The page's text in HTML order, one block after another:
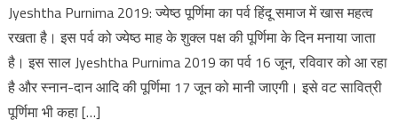
Jyeshtha Purnima 2019: ज्येष्ठ पूर्णिमा का पर्व हिंदू समाज में खास महत्व
रखता है। इस पर्व को ज्येष्ठ माह के शुक्ल पक्ष की पूर्णिमा के दिन मनाया जाता
है। इस साल Jyeshtha Purnima 2019 का पर्व 16 जून, रविवार को आ रहा
है और स्नान-दान आदि की पूर्णिमा 17 जून को मानी जाएगी। इसे वट सावित्री
पूर्णिमा भी कहा […]